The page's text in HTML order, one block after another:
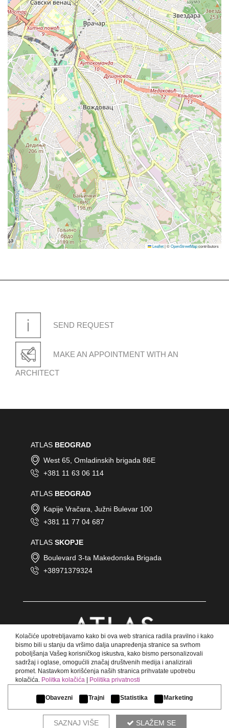
BRNO
VIDENSKA 153/119 b - BRNO
DUBROVNIK
Gornja Čibača 8, Mlini - Dubrovnik
GNJILANE
GRADAČAC
Ormanica bb - Gradačac
KRAGUJEVAC
MILOVANA GUŠIĆA 87B - Kragujevac
Fännstrasse 49 - Küssnacht am Rigi
LJUBLJANA
Lazarjeva ulica 12 - Ljubljana
Leaflet|©OpenStreetMapcontributors
SEND REQUEST
MAKE AN APPOINTMENT WITH AN
ARCHITECT
ATLAS BEOGRAD
West 65, Omladinskih brigada 86E
+381 11 63 06 114
ATLAS BEOGRAD
Kapije Vračara, Južni Bulevar 100
+381 11 77 04 687
ATLAS SKOPJE
Boulevard 3-ta Makedonska Brigada
+38971379324
Sva prava zadržana.
Kolačiće upotrebljavamo kako bi ova web stranica radila pravilno i kako
bismo bili u stanju da vršimo dalja unapređenja stranice sa svrhom
poboljšanja Vašeg korisničkog iskustva, kako bismo personalizovali
sadržaj i oglase, omogućili značaj društvenih medija i analizirali
promet. Nastavkom korišćenja naših stranica prihvatate upotrebu
kolačića. Politka kolačića Politika privatnosti
Obavezni Trajni Statistika Marketing
SAZNAJ VIŠE SLAŽEM SE